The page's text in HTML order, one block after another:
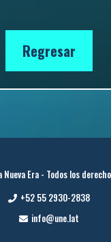
Regresar
Nueva Era - Todos los
+52 55 2930-2838
info@une.lat